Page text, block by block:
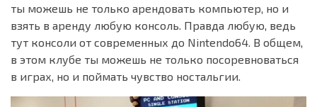
ты можешь не только арендовать компьютер, но и
взять в аренду любую консоль. Правда любую, ведь
тут консоли от современных до Nintendo64. В общем,
в этом клубе ты можешь не только посоревноваться
в играх, но и поймать чувство ностальгии.